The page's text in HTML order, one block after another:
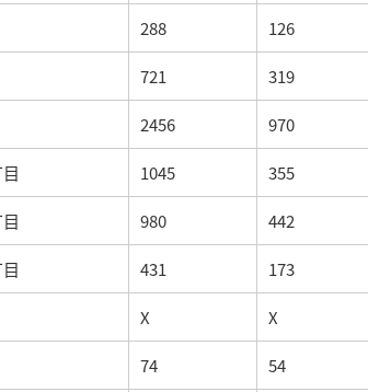
288 126
721 319
2456 970
1045 355
980 442
431 173
X X
74 54